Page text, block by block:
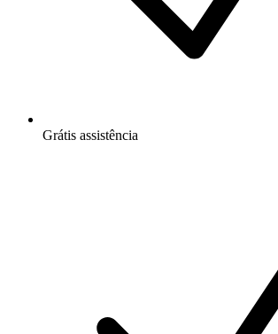
Grátis assistência